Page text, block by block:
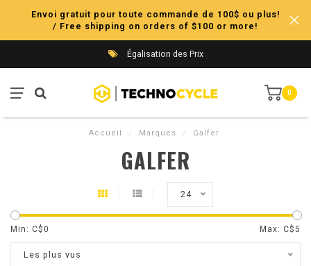
Envoi gratuit pour toute commande de 100$ ou plus!
/ Free shipping on orders of $100 or more!
Égalisation des Prix
0
Accueil / Marques / Galfer
GALFER
24
Min: C$0 Max: C$5
Les plus vus